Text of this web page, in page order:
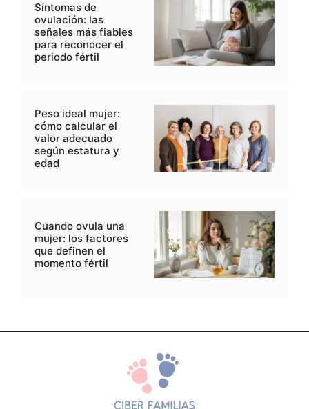
Síntomas de
ovulación: las
señales más fiables
para reconocer el
periodo fértil
Peso ideal mujer:
cómo calcular el
valor adecuado
según estatura y
edad
Cuando ovula una
mujer: los factores
que definen el
momento fértil